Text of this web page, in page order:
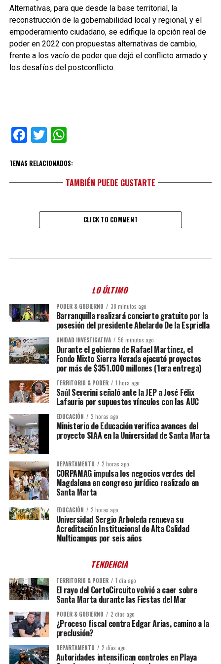
Alternativas, para que desde la base territorial, la
reconstrucción de la gobernabilidad local y regional, y el
empoderamiento ciudadano, se edifique la opción real de
poder en 2022 con propuestas alternativas de cambio,
frente a los vacío de poder que dejó el conflicto armado y
los desafíos del postconflicto.
Facebook
TwitterWhatsApp
TEMAS RELACIONADOS:
TAMBIÉN PUEDE GUSTARTE
CLICK TO COMMENT
LO ÚLTIMO
PODER & GOBIERNO 38 minutos ago
Barranquilla realizará concierto gratuito por la
posesión del presidente Abelardo De la Espriella
UNIDAD INVESTIGATIVA 56 minutos ago
Durante el gobierno de Rafael Martínez, el
Fondo Mixto Sierra Nevada ejecutó proyectos
por más de $351.000 millones (1era entrega)
TERRITORIO & PODER 1 hora ago
Saúl Severini señaló ante la JEP a José Félix
Lafaurie por supuestos vínculos con las AUC
EDUCACIÓN 2 horas ago
Ministerio de Educación verifica avances del
proyecto SIAA en la Universidad de Santa Marta
DEPARTAMENTO 2 horas ago
CORPAMAG impulsa los negocios verdes del
Magdalena en congreso jurídico realizado en
Santa Marta
EDUCACIÓN 2 horas ago
Universidad Sergio Arboleda renueva su
Acreditación Institucional de Alta Calidad
Multicampus por seis años
TENDENCIA
TERRITORIO & PODER 1 día ago
El rayo del CortoCircuito volvió a caer sobre
Santa Marta durante las Fiestas del Mar
PODER & GOBIERNO 2 días ago
¿Proceso fiscal contra Edgar Arias, camino a la
preclusión?
DEPARTAMENTO 2 días ago
Autoridades intensifican controles en Playa